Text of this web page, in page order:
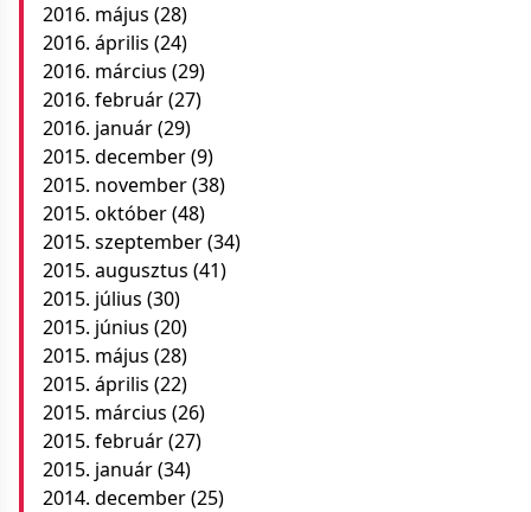
2016. május (28)
2016. április (24)
2016. március (29)
2016. február(27)
2016. január(29)
2015. december(9)
2015. november(38)
2015. október(48)
2015. szeptember(34)
2015. augusztus (41)
2015. július (30)
2015. június (20)
2015. május (28)
2015. április (22)
2015. március (26)
2015. február(27)
2015. január(34)
2014. december(25)